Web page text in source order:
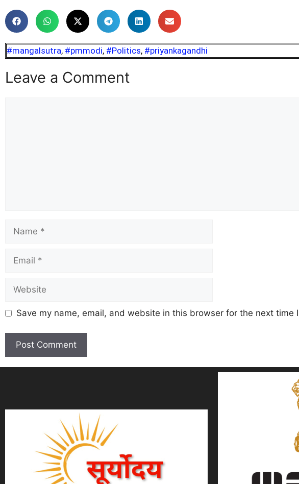
#mangalsutra, #pmmodi, #Politics, #priyankagandhi
Leave a Comment
Save my name, email, and website in this browser for the next time